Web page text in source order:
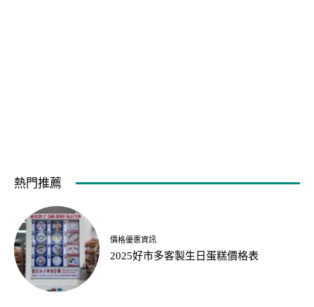
熱門推薦
價格優惠資訊
2025好市多客製生日蛋糕價格表